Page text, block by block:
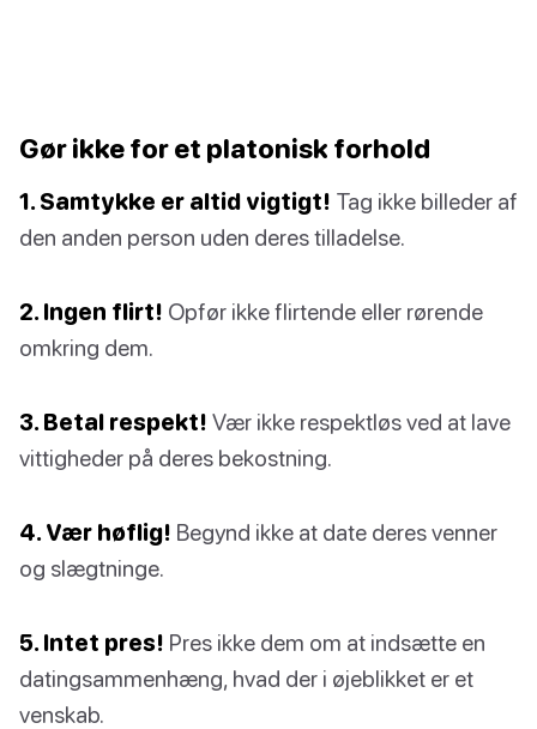
Gør ikke for et platonisk forhold
1. Samtykke er altid vigtigt! Tag ikke billeder af
den anden person uden deres tilladelse.
2. Ingen flirt! Opfør ikke flirtende eller rørende
omkring dem.
3. Betal respekt! Vær ikke respektløs ved at lave
vittigheder på deres bekostning.
4. Vær høflig! Begynd ikke at date deres venner
og slægtninge.
5. Intet pres! Pres ikke dem om at indsætte en
datingsammenhæng, hvad der i øjeblikket er et
venskab.